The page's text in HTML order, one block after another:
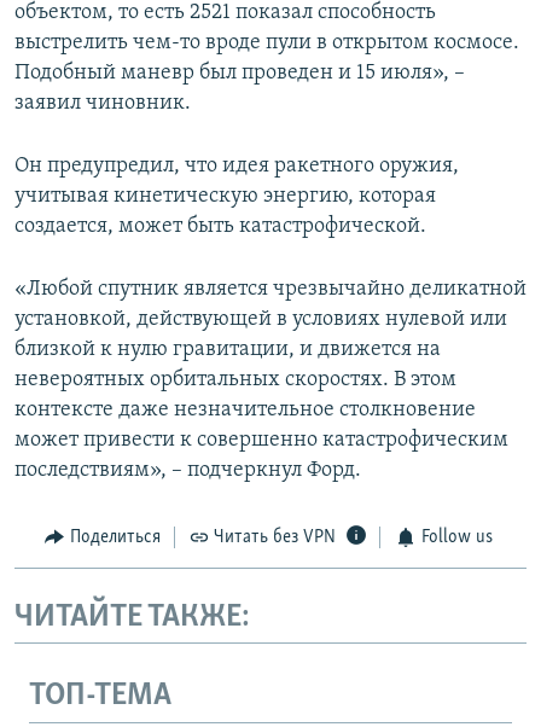
объектом, то есть 2521 показал способность
выстрелить чем-то вроде пули в открытом космосе.
Подобный маневр был проведен и 15 июля», –
заявил чиновник.
Он предупредил, что идея ракетного оружия,
учитывая кинетическую энергию, которая
создается, может быть катастрофической.
«Любой спутник является чрезвычайно деликатной
установкой, действующей в условиях нулевой или
близкой к нулю гравитации, и движется на
невероятных орбитальных скоростях. В этом
контексте даже незначительное столкновение
может привести к совершенно катастрофическим
последствиям», – подчеркнул Форд.
Поделиться Читать без VPN Follow us
ЧИТАЙТЕ ТАКЖЕ:
ТОП-ТЕМА